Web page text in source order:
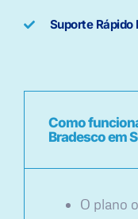
Suporte Rápido
Como
Bradesco em
O plano